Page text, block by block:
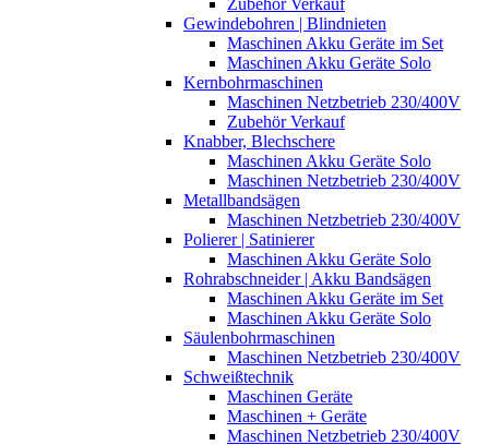
Zubehör Verkauf
Gewindebohren | Blindnieten
Maschinen Akku Geräte im Set
Maschinen Akku Geräte Solo
Kernbohrmaschinen
Maschinen Netzbetrieb 230/400V
Zubehör Verkauf
Knabber, Blechschere
Maschinen Akku Geräte Solo
Maschinen Netzbetrieb 230/400V
Metallbandsägen
Maschinen Netzbetrieb 230/400V
Polierer | Satinierer
Maschinen Akku Geräte Solo
Rohrabschneider | Akku Bandsägen
Maschinen Akku Geräte im Set
Maschinen Akku Geräte Solo
Säulenbohrmaschinen
Maschinen Netzbetrieb 230/400V
Schweißtechnik
Maschinen Geräte
Maschinen + Geräte
Maschinen Netzbetrieb 230/400V